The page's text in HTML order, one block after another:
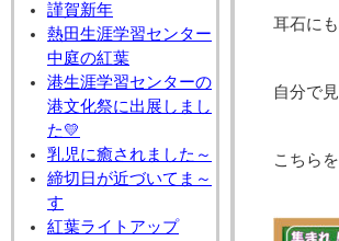
謹賀新年
熱田生涯学習センター
中庭の紅葉
港生涯学習センターの
港文化祭に出展しまし
た💛
乳児に癒されました～
締切日が近づいてま～
す
紅葉ライトアップ
耳石に
自分で
こちら